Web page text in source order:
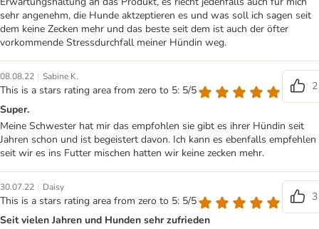
sehr angenehm, die Hunde aktzeptieren es und was soll ich sagen seit
dem keine Zecken mehr und das beste seit dem ist auch der öfter
vorkommende Stressdurchfall meiner Hündin weg.
08.08.22 | Sabine K.
This is a stars rating area from zero to 5: 5/5
2
Super.
Meine Schwester hat mir das empfohlen sie gibt es ihrer Hündin seit
Jahren schon und ist begeistert davon. Ich kann es ebenfalls empfehlen
seit wir es ins Futter mischen hatten wir keine zecken mehr.
30.07.22 | Daisy
This is a stars rating area from zero to 5: 5/5
3
Seit vielen Jahren und Hunden sehr zufrieden